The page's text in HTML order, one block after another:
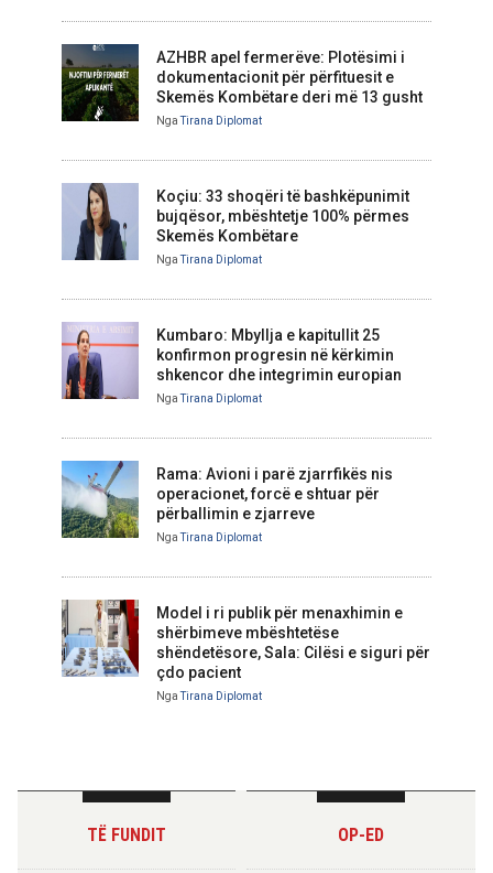
AZHBR apel fermerëve: Plotësimi i
dokumentacionit për përfituesit e
Skemës Kombëtare deri më 13 gusht
NgaTirana Diplomat
Koçiu: 33 shoqëri të bashkëpunimit
bujqësor, mbështetje 100% përmes
Skemës Kombëtare
NgaTirana Diplomat
Kumbaro: Mbyllja e kapitullit 25
konfirmon progresin në kërkimin
shkencor dhe integrimin europian
NgaTirana Diplomat
Rama: Avioni i parë zjarrfikës nis
operacionet, forcë e shtuar për
përballimin e zjarreve
NgaTirana Diplomat
Model i ri publik për menaxhimin e
shërbimeve mbështetëse
shëndetësore, Sala: Cilësi e siguri për
çdo pacient
NgaTirana Diplomat
TË FUNDIT OP-ED